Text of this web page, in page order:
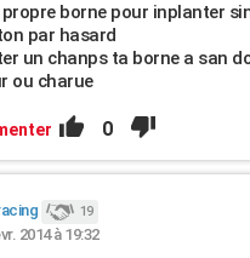
borne pour inplanter
par hasard
un chanps ta borne a san
ou charue
0
19
2014 à 19:32